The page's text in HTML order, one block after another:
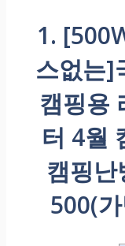
1.
스없는]
캠핑용
터 4월
캠핑난
500(